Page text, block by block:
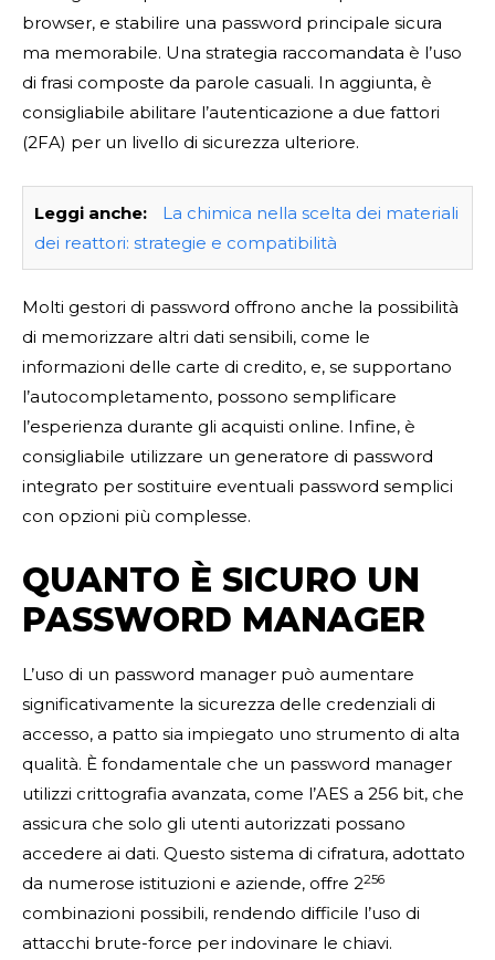
browser, e stabilire una password principale sicura
ma memorabile. Una strategia raccomandata è l’uso
di frasi composte da parole casuali. In aggiunta, è
consigliabile abilitare l’autenticazione a due fattori
(2FA) per un livello di sicurezza ulteriore.
Leggi anche:
La chimica nella scelta dei materiali
dei reattori: strategie e compatibilità
Molti gestori di password offrono anche la possibilità
di memorizzare altri dati sensibili, come le
informazioni delle carte di credito, e, se supportano
l’autocompletamento, possono semplificare
l’esperienza durante gli acquisti online. Infine, è
consigliabile utilizzare un generatore di password
integrato per sostituire eventuali password semplici
con opzioni più complesse.
QUANTO È SICURO UN
PASSWORD MANAGER
L’uso di un password manager può aumentare
significativamente la sicurezza delle credenziali di
accesso, a patto sia impiegato uno strumento di alta
qualità. È fondamentale che un password manager
utilizzi crittografia avanzata, come l’AES a 256 bit, che
assicura che solo gli utenti autorizzati possano
accedere ai dati. Questo sistema di cifratura, adottato
da numerose istituzioni e aziende, offre 2256
combinazioni possibili, rendendo difficile l’uso di
attacchi brute-force per indovinare le chiavi.